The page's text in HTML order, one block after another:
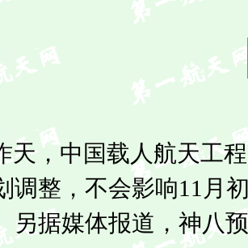
，中国载人航天工
调整，不会影响11月
另据媒体报道，神八